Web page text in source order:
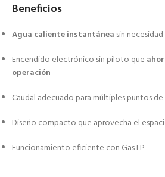
Beneficios
Agua caliente instantánea sin
Encendido electrónico sin piloto que
operación
Caudal adecuado para múltiples puntos
Diseño compacto que aprovecha el
Funcionamiento eficiente con Gas LP